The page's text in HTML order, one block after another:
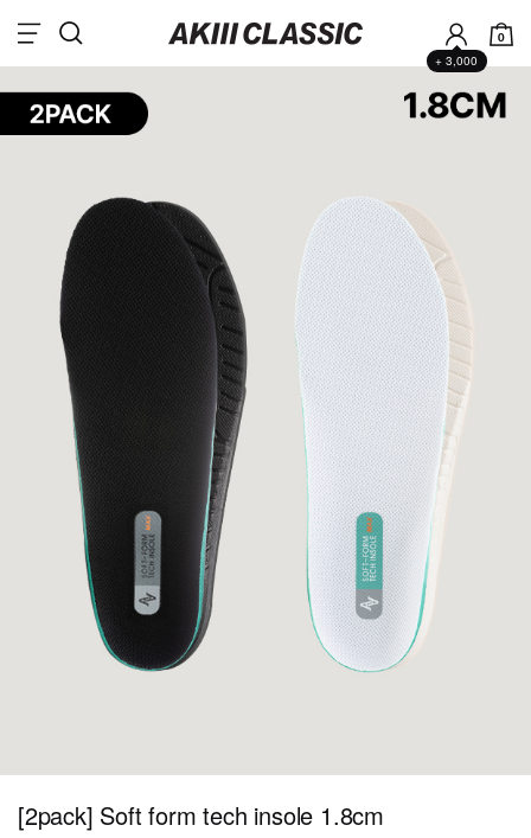
+ 3,000
0
[2pack] Soft form tech insole 1.8cm